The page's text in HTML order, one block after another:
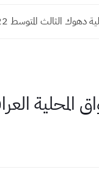
الثالث المتوسط 2022 الدور الاول
العراقية